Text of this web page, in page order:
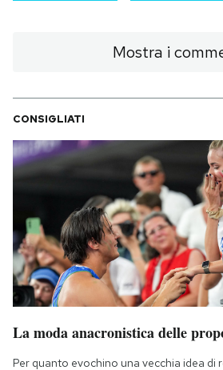
Mostra i
CONSIGLIATI
La moda anacronistica delle
Per quanto evochino una vecchia idea di